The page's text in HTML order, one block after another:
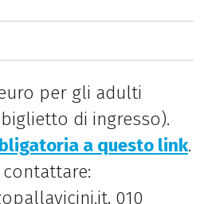
per gli adulti
di ingresso).
a questo link.
010